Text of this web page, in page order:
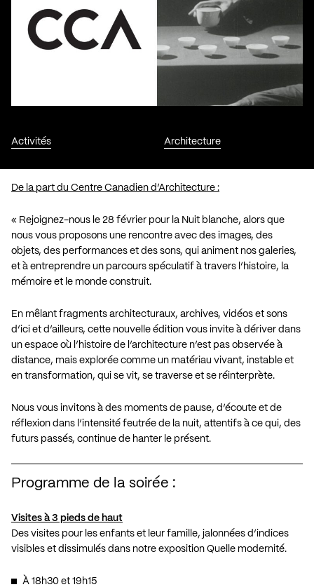
Activités Architecture
De la part du Centre Canadien d’Architecture :
« Rejoignez-nous le 28 février pour la Nuit blanche, alors que
nous vous proposons une rencontre avec des images, des
objets, des performances et des sons, qui animent nos galeries,
et à entreprendre un parcours spéculatif à travers l’histoire, la
mémoire et le monde construit.
En mêlant fragments architecturaux, archives, vidéos et sons
d’ici et d’ailleurs, cette nouvelle édition vous invite à dériver dans
un espace où l’histoire de l’architecture n’est pas observée à
distance, mais explorée comme un matériau vivant, instable et
en transformation, qui se vit, se traverse et se réinterprète.
Nous vous invitons à des moments de pause, d’écoute et de
réflexion dans l’intensité feutrée de la nuit, attentifs à ce qui, des
futurs passés, continue de hanter le présent.
Programme de la soirée :
Visites à 3 pieds de haut
Des visites pour les enfants et leur famille, jalonnées d’indices
visibles et dissimulés dans notre exposition Quelle modernité.
À 18h30 et 19h15